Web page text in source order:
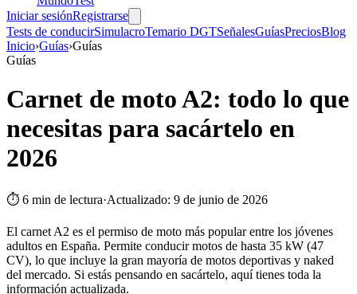
Iniciar sesiónRegistrarse
Tests de conducirSimulacroTemario DGTSeñalesGuíasPreciosBlog
Inicio›Guías›Guías
Guías
Carnet de moto A2: todo lo que
necesitas para sacártelo en
2026
⏱ 6 min de lectura·Actualizado: 9 de junio de 2026
El carnet A2 es el permiso de moto más popular entre los jóvenes
adultos en España. Permite conducir motos de hasta 35 kW (47
CV), lo que incluye la gran mayoría de motos deportivas y naked
del mercado. Si estás pensando en sacártelo, aquí tienes toda la
información actualizada.